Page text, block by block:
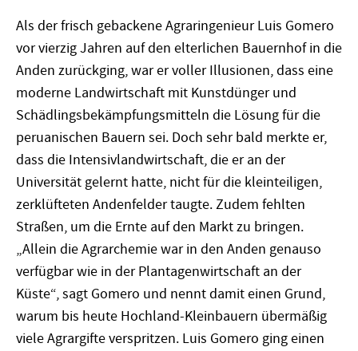
Als der frisch gebackene Agraringenieur Luis Gomero
vor vierzig Jahren auf den elterlichen Bauernhof in die
Anden zurückging, war er voller Illusionen, dass eine
moderne Landwirtschaft mit Kunstdünger und
Schädlingsbekämpfungsmitteln die Lösung für die
peruanischen Bauern sei. Doch sehr bald merkte er,
dass die Intensivlandwirtschaft, die er an der
Universität gelernt hatte, nicht für die kleinteiligen,
zerklüfteten Andenfelder taugte. Zudem fehlten
Straßen, um die Ernte auf den Markt zu bringen.
„Allein die Agrarchemie war in den Anden genauso
verfügbar wie in der Plantagenwirtschaft an der
Küste“, sagt Gomero und nennt damit einen Grund,
warum bis heute Hochland-Kleinbauern übermäßig
viele Agrargifte verspritzen. Luis Gomero ging einen